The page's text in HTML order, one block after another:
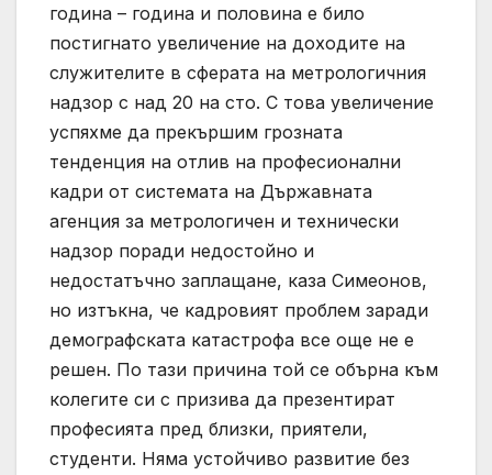
година – година и половина е било
постигнато увеличение на доходите на
служителите в сферата на метрологичния
надзор с над 20 на сто. С това увеличение
успяхме да прекършим грозната
тенденция на отлив на професионални
кадри от системата на Държавната
агенция за метрологичен и технически
надзор поради недостойно и
недостатъчно заплащане, каза Симеонов,
но изтъкна, че кадровият проблем заради
демографската катастрофа все още не е
решен. По тази причина той се обърна към
колегите си с призива да презентират
професията пред близки, приятели,
студенти. Няма устойчиво развитие без